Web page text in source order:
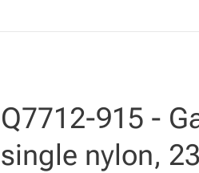
Q7712-915 -
single nylon,